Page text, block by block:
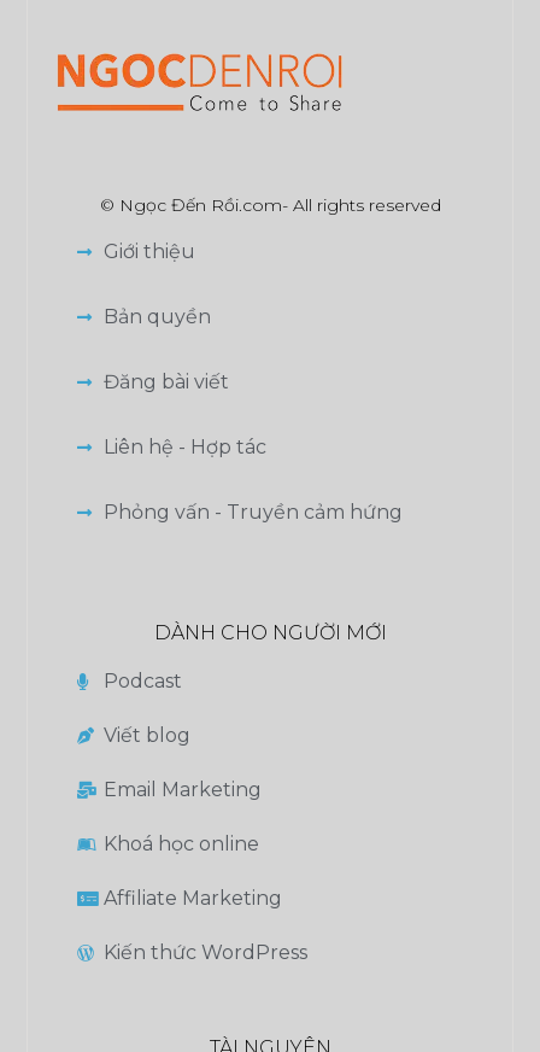
© Ngọc Đến Rồi.com- All rights reserved
Giới thiệu
Bản quyền
Đăng bài viết
Liên hệ - Hợp tác
Phỏng vấn - Truyền cảm hứng
DÀNH CHO NGƯỜI MỚI
Podcast
Viết blog
Email Marketing
Khoá học online
Affiliate Marketing
Kiến thức WordPress